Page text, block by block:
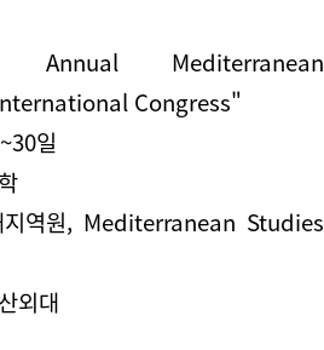
Annual Mediterranean
Congress"
일
지역원, Mediterranean Studies
외대